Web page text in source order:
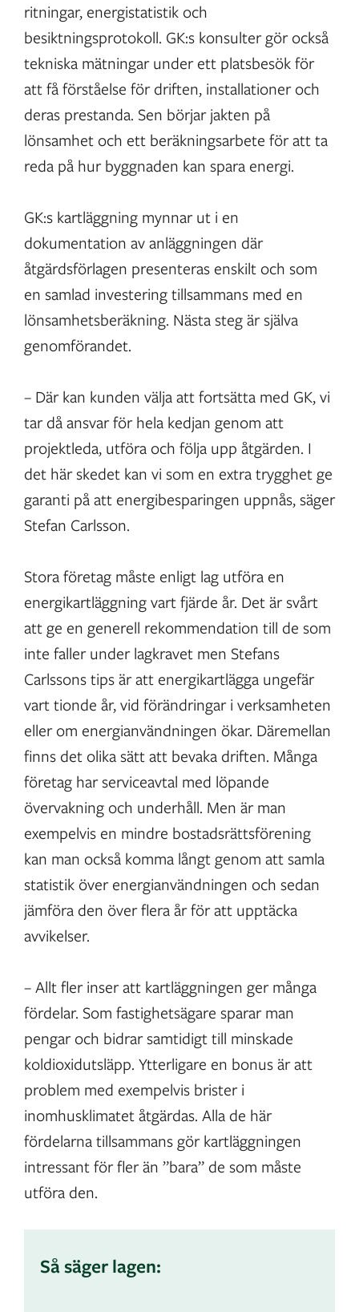
ritningar, energistatistik och
besiktningsprotokoll. GK:s konsulter gör också
tekniska mätningar under ett platsbesök för
att få förståelse för driften, installationer och
deras prestanda. Sen börjar jakten på
lönsamhet och ett beräkningsarbete för att ta
reda på hur byggnaden kan spara energi.
GK:s kartläggning mynnar ut i en
dokumentation av anläggningen där
åtgärdsförlagen presenteras enskilt och som
en samlad investering tillsammans med en
lönsamhetsberäkning. Nästa steg är själva
genomförandet.
– Där kan kunden välja att fortsätta med GK, vi
tar då ansvar för hela kedjan genom att
projektleda, utföra och följa upp åtgärden. I
det här skedet kan vi som en extra trygghet ge
garanti på att energibesparingen uppnås, säger
Stefan Carlsson.
Stora företag måste enligt lag utföra en
energikartläggning vart fjärde år. Det är svårt
att ge en generell rekommendation till de som
inte faller under lagkravet men Stefans
Carlssons tips är att energikartlägga ungefär
vart tionde år, vid förändringar i verksamheten
eller om energianvändningen ökar. Däremellan
finns det olika sätt att bevaka driften. Många
företag har serviceavtal med löpande
övervakning och underhåll. Men är man
exempelvis en mindre bostadsrättsförening
kan man också komma långt genom att samla
statistik över energianvändningen och sedan
jämföra den över flera år för att upptäcka
avvikelser.
– Allt fler inser att kartläggningen ger många
fördelar. Som fastighetsägare sparar man
pengar och bidrar samtidigt till minskade
koldioxidutsläpp. Ytterligare en bonus är att
problem med exempelvis brister i
inomhusklimatet åtgärdas. Alla de här
fördelarna tillsammans gör kartläggningen
intressant för fler än ”bara” de som måste
utföra den.
Så säger lagen: